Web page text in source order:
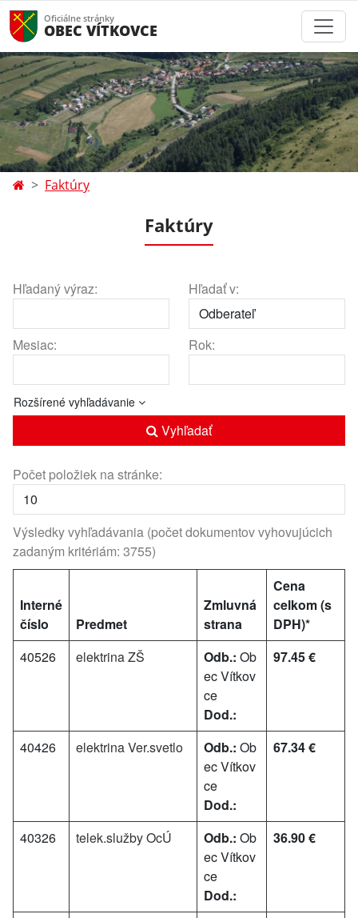
Oficiálne stránky
OBEC VÍTKOVCE
Faktúry
Faktúry
Hľadaný výraz: Hľadať v:
Mesiac: Rok:
Rozšírené vyhľadávanie
Vyhľadať
Počet položiek na stránke:
Výsledky vyhľadávania (počet dokumentov vyhovujúcich
zadaným kritériám: 3755)
Interné
číslo
Predmet
Zmluvná
strana
Cena
celkom (s
DPH)*
40526
elektrina ZŠ Odb.: Ob
ec Vítkov
ce
Dod.:
97.45 €
40426 elektrina Ver.svetlo Odb.: Ob
ec Vítkov
ce
Dod.:
67.34 €
40326 telek.služby OcÚ Odb.: Ob
ec Vítkov
ce
Dod.:
36.90 €